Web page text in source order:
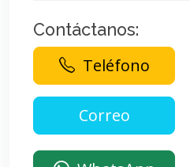
Contáctanos:
Teléfono